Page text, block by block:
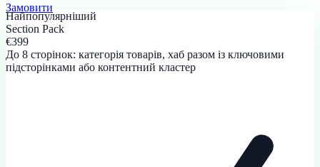
Замовити
Найпопулярніший
Section Pack
€399
До 8 сторінок: категорія товарів, хаб разом із ключовими
підсторінками або контентний кластер